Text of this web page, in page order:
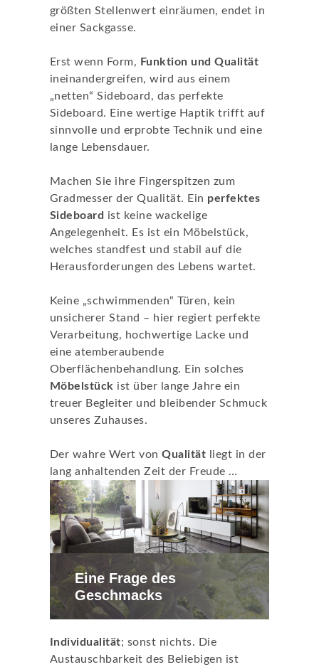
größten Stellenwert einräumen, endet in
einer Sackgasse.
Erst wenn Form, Funktion und Qualität
ineinandergreifen, wird aus einem
„netten“ Sideboard, das perfekte
Sideboard. Eine wertige Haptik trifft auf
sinnvolle und erprobte Technik und eine
lange Lebensdauer.
Machen Sie ihre Fingerspitzen zum
Gradmesser der Qualität. Ein perfektes
Sideboard ist keine wackelige
Angelegenheit. Es ist ein Möbelstück,
welches standfest und stabil auf die
Herausforderungen des Lebens wartet.
Keine „schwimmenden“ Türen, kein
unsicherer Stand – hier regiert perfekte
Verarbeitung, hochwertige Lacke und
eine atemberaubende
Oberflächenbehandlung. Ein solches
Möbelstück ist über lange Jahre ein
treuer Begleiter und bleibender Schmuck
unseres Zuhauses.
Der wahre Wert vonQualität liegt in der
lang anhaltenden Zeit der Freude …
Eine Frage des
Geschmacks
Individualität; sonst nichts. Die
Austauschbarkeit des Beliebigen ist